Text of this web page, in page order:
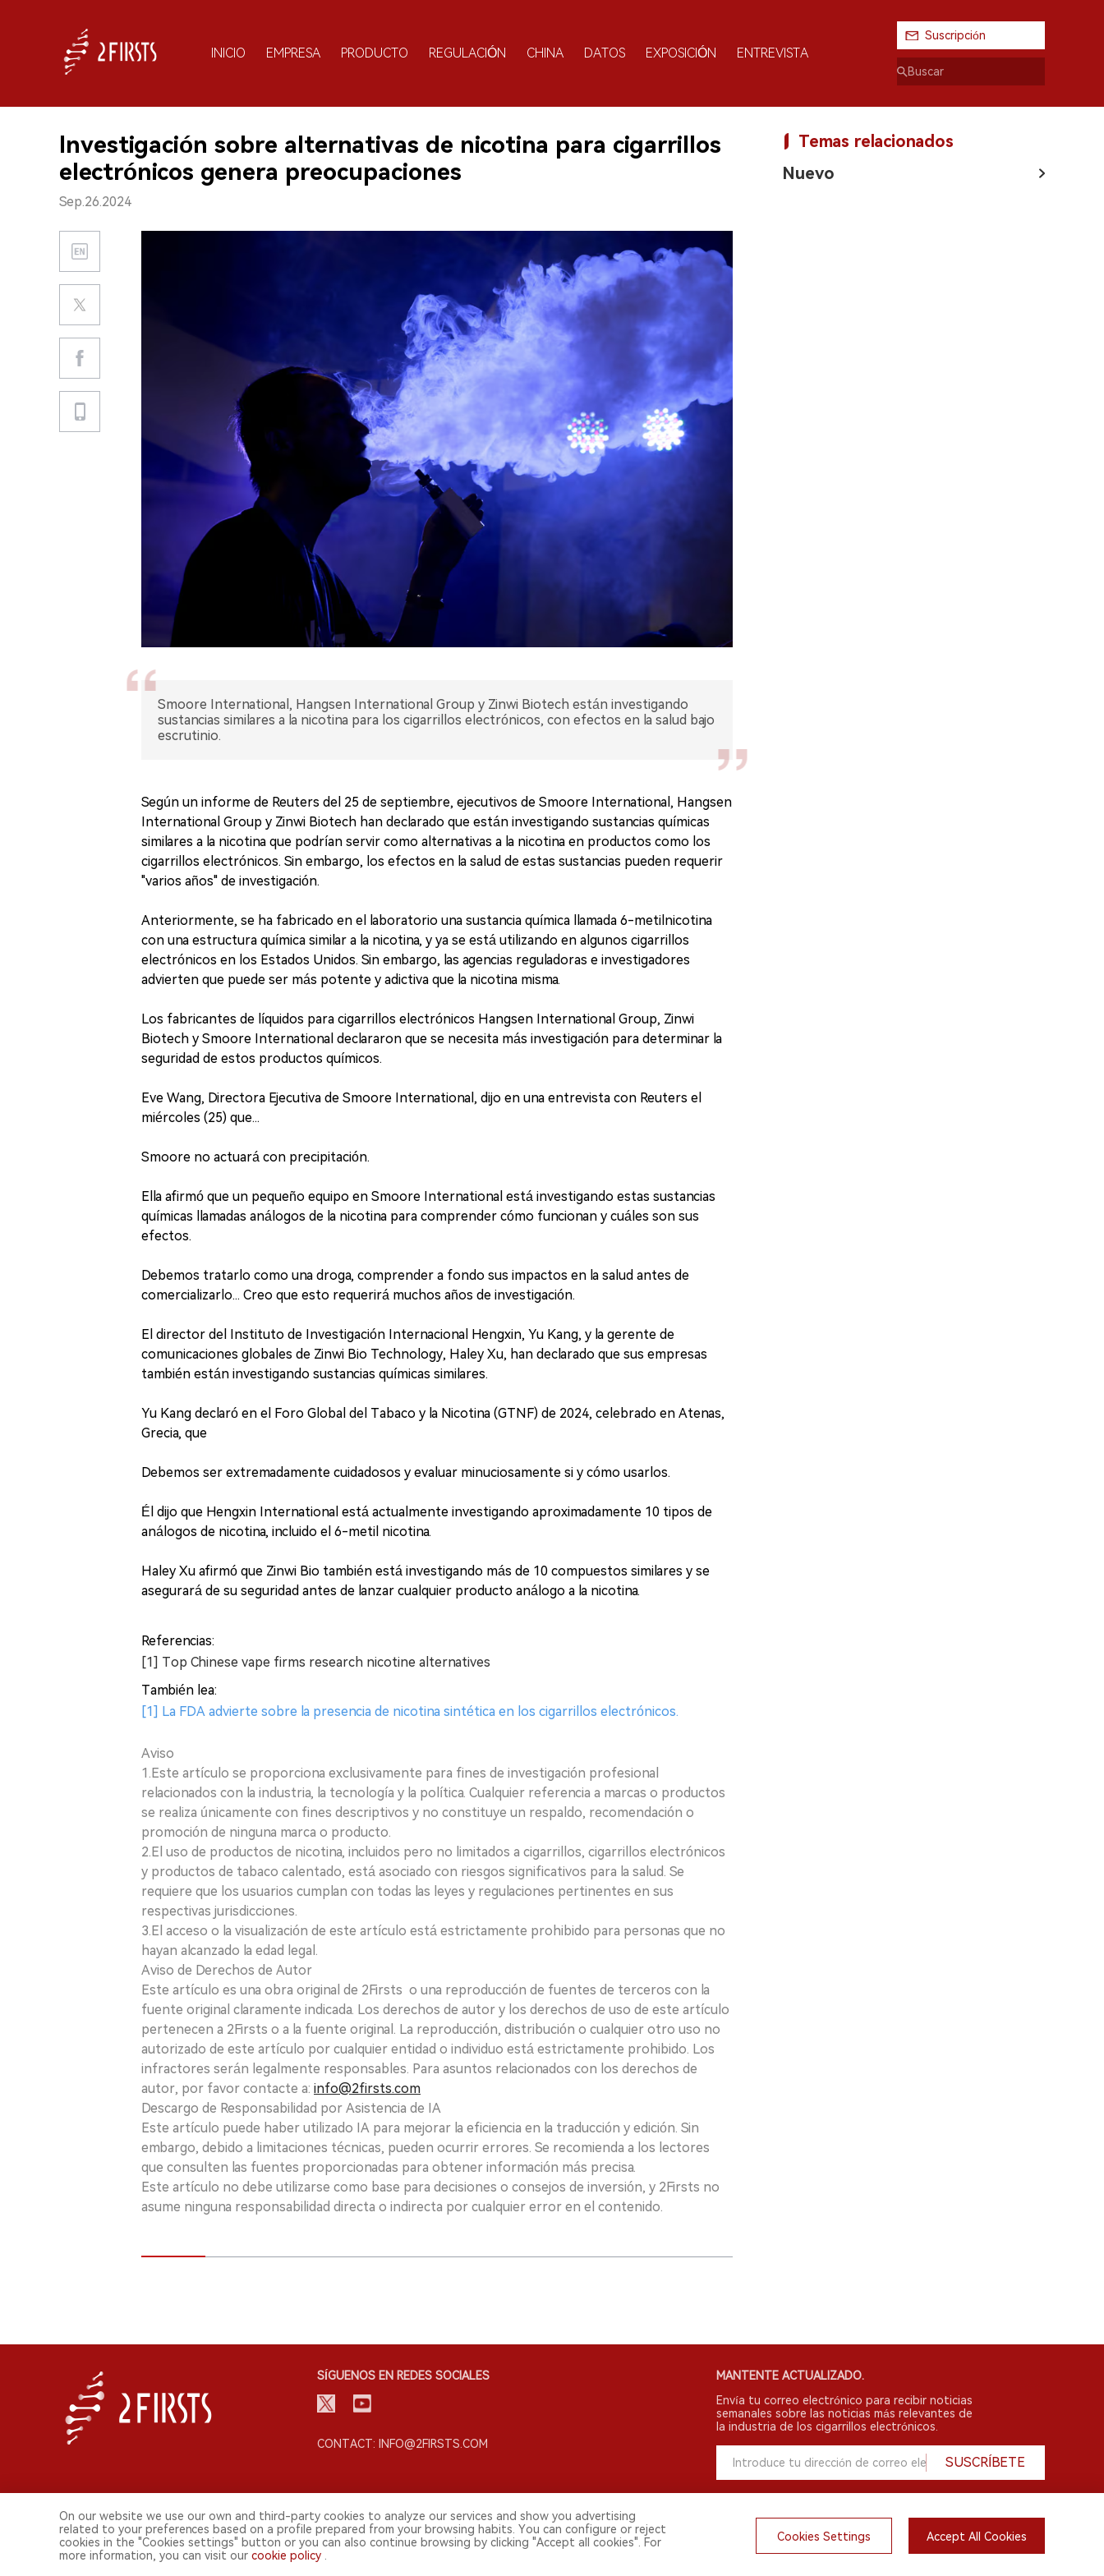
INICIO EMPRESA PRODUCTO REGULACIÓN CHINA DATOS EXPOSICIÓN ENTREVISTA
Suscripción
Investigación sobre alternativas de nicotina para cigarrillos
electrónicos genera preocupaciones
Sep.26.2024
Smoore International, Hangsen International Group y Zinwi Biotech están investigando
sustancias similares a la nicotina para los cigarrillos electrónicos, con efectos en la salud bajo
escrutinio.
Según un informe de Reuters del 25 de septiembre, ejecutivos de Smoore International, Hangsen
International Group y Zinwi Biotech han declarado que están investigando sustancias químicas
similares a la nicotina que podrían servir como alternativas a la nicotina en productos como los
cigarrillos electrónicos. Sin embargo, los efectos en la salud de estas sustancias pueden requerir
"varios años" de investigación.
Anteriormente, se ha fabricado en el laboratorio una sustancia química llamada 6-metilnicotina
con una estructura química similar a la nicotina, y ya se está utilizando en algunos cigarrillos
electrónicos en los Estados Unidos. Sin embargo, las agencias reguladoras e investigadores
advierten que puede ser más potente y adictiva que la nicotina misma.
Los fabricantes de líquidos para cigarrillos electrónicos Hangsen International Group, Zinwi
Biotech y Smoore International declararon que se necesita más investigación para determinar la
seguridad de estos productos químicos.
Eve Wang, Directora Ejecutiva de Smoore International, dijo en una entrevista con Reuters el
miércoles (25) que...
Smoore no actuará con precipitación.
Ella afirmó que un pequeño equipo en Smoore International está investigando estas sustancias
químicas llamadas análogos de la nicotina para comprender cómo funcionan y cuáles son sus
efectos.
Debemos tratarlo como una droga, comprender a fondo sus impactos en la salud antes de
comercializarlo... Creo que esto requerirá muchos años de investigación.
El director del Instituto de Investigación Internacional Hengxin, Yu Kang, y la gerente de
comunicaciones globales de Zinwi Bio Technology, Haley Xu, han declarado que sus empresas
también están investigando sustancias químicas similares.
Yu Kang declaró en el Foro Global del Tabaco y la Nicotina (GTNF) de 2024, celebrado en Atenas,
Grecia, que
Debemos ser extremadamente cuidadosos y evaluar minuciosamente si y cómo usarlos.
Él dijo que Hengxin International está actualmente investigando aproximadamente 10 tipos de
análogos de nicotina, incluido el 6-metil nicotina.
Haley Xu afirmó que Zinwi Bio también está investigando más de 10 compuestos similares y se
asegurará de su seguridad antes de lanzar cualquier producto análogo a la nicotina.
Referencias:
[1] Top Chinese vape firms research nicotine alternatives
También lea:
[1] La FDA advierte sobre la presencia de nicotina sintética en los cigarrillos electrónicos.
Aviso
1.Este artículo se proporciona exclusivamente para fines de investigación profesional
relacionados con la industria, la tecnología y la política. Cualquier referencia a marcas o productos
se realiza únicamente con fines descriptivos y no constituye un respaldo, recomendación o
promoción de ninguna marca o producto.
2.El uso de productos de nicotina, incluidos pero no limitados a cigarrillos, cigarrillos electrónicos
y productos de tabaco calentado, está asociado con riesgos significativos para la salud. Se
requiere que los usuarios cumplan con todas las leyes y regulaciones pertinentes en sus
respectivas jurisdicciones.
3.El acceso o la visualización de este artículo está estrictamente prohibido para personas que no
hayan alcanzado la edad legal.
Aviso de Derechos de Autor
Este artículo es una obra original de 2Firsts o una reproducción de fuentes de terceros con la
fuente original claramente indicada. Los derechos de autor y los derechos de uso de este artículo
pertenecen a 2Firsts o a la fuente original. La reproducción, distribución o cualquier otro uso no
autorizado de este artículo por cualquier entidad o individuo está estrictamente prohibido. Los
infractores serán legalmente responsables. Para asuntos relacionados con los derechos de
autor, por favor contacte a: info@2firsts.com
Descargo de Responsabilidad por Asistencia de IA
Este artículo puede haber utilizado IA para mejorar la eficiencia en la traducción y edición. Sin
embargo, debido a limitaciones técnicas, pueden ocurrir errores. Se recomienda a los lectores
que consulten las fuentes proporcionadas para obtener información más precisa.
Este artículo no debe utilizarse como base para decisiones o consejos de inversión, y 2Firsts no
asume ninguna responsabilidad directa o indirecta por cualquier error en el contenido.
Temas relacionados
Nuevo
SÍGUENOS EN REDES SOCIALES
CONTACT: INFO@2FIRSTS.COM
MANTENTE ACTUALIZADO.
Envía tu correo electrónico para recibir noticias
semanales sobre las noticias más relevantes de
la industria de los cigarrillos electrónicos.
SUSCRÍBETE
© 2026 Shenzhen 2FIRSTS Technology Co.,Ltd. Todos los derechos reservados.
On our website we use our own and third-party cookies to analyze our services and show you advertising
related to your preferences based on a profile prepared from your browsing habits. You can configure or reject
cookies in the "Cookies settings" button or you can also continue browsing by clicking "Accept all cookies". For
more information, you can visit our cookie policy
Cookies Settings Accept All Cookies